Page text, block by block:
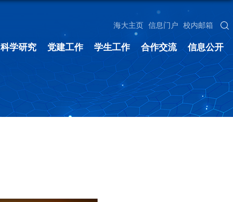
海大主页 信息门户 校内邮箱
科学研究 党建工作 学生工作 合作交流 信息公开